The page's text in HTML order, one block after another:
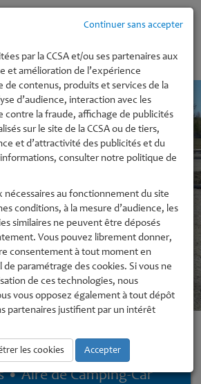
MENU
• Aire de Camping-Car
Continuer sans accepter
par la CCSA et/ou ses partenaires aux
et amélioration de l’expérience
de contenus, produits et services de la
d’audience, interaction avec les
contre la fraude, affichage de publicités
sur le site de la CCSA ou de tiers,
et d’attractivité des publicités et du
consulter notre politique de
nécessaires au fonctionnement du site
conditions, à la mesure d’audience, les
similaires ne peuvent être déposés
Vous pouvez librement donner,
consentement à tout moment en
paramétrage des cookies. Si vous ne
de ces technologies, nous
vous opposez également à tout dépôt
partenaires justifient par un intérêt
les cookies Accepter